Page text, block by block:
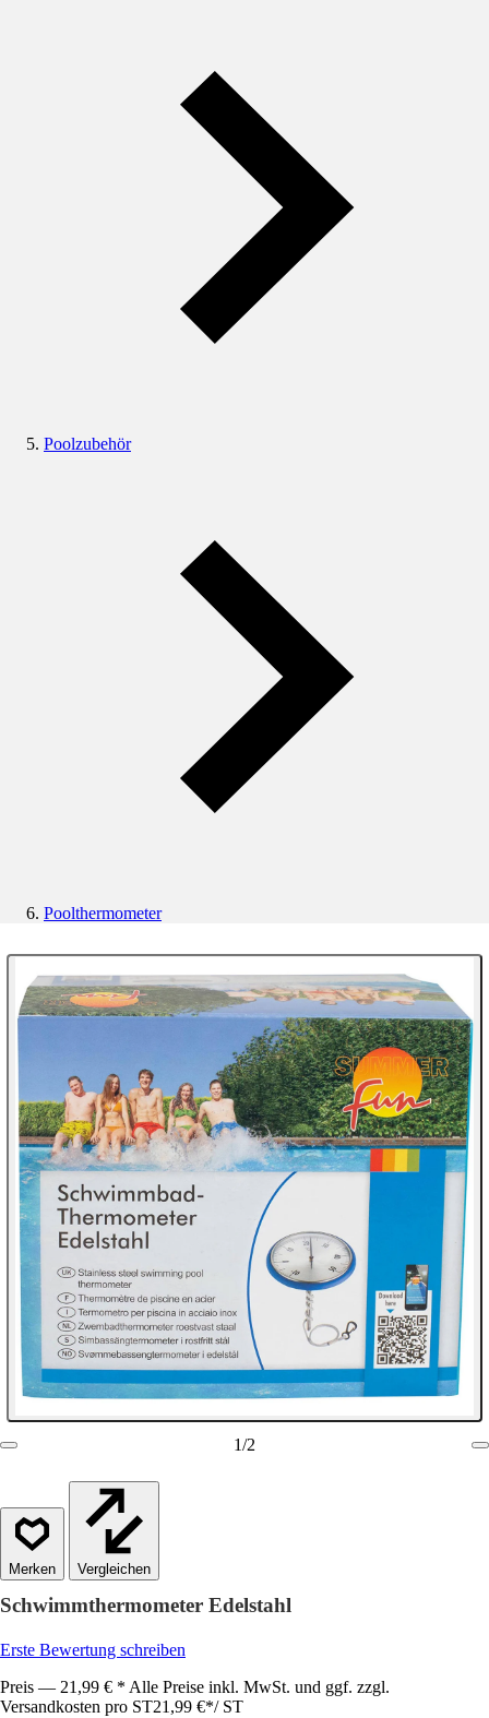
Poolzubehör
Poolthermometer
1/2
Vergleichen
Schwimmthermometer Edelstahl
Erste Bewertung schreiben
Preis — 21,99 € * Alle Preise inkl. MwSt. und ggf. zzgl.
Versandkosten pro ST21,99 €*/ ST